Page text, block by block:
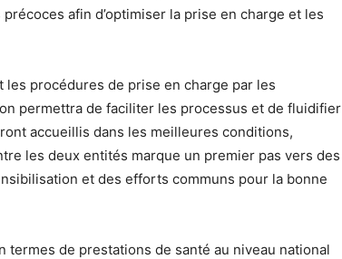
afin d’optimiser la prise en charge et les
procédures de prise en charge par les
permettra de faciliter les processus et de fluidifier
accueillis dans les meilleures conditions,
les deux entités marque un premier pas vers des
et des efforts communs pour la bonne
de prestations de santé au niveau national